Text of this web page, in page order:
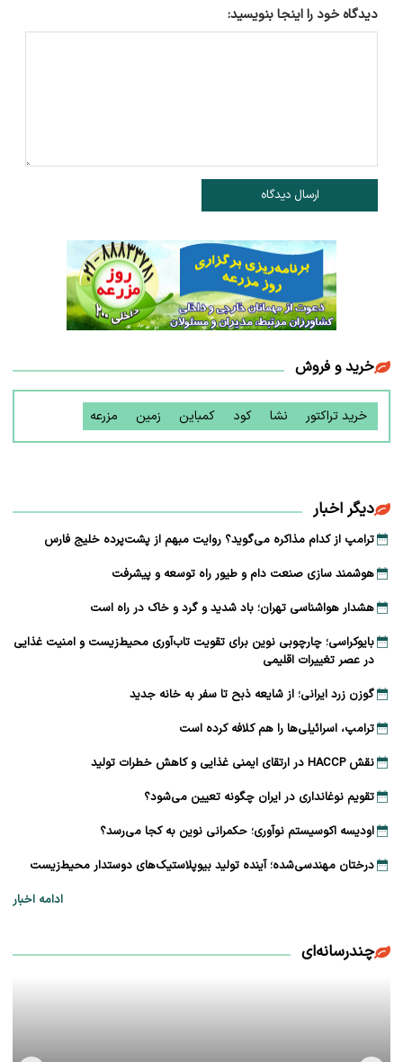
دیدگاه خود را اینجا بنویسید:
ارسال دیدگاه
خرید و فروش
خرید تراکتور نشا کود کمباین زمین مزرعه
دیگر اخبار
ترامپ از کدام مذاکره می‌گوید؟ روایت مبهم از پشت‌پرده خلیج فارس
هوشمند سازی صنعت دام و طیور راه توسعه و پیشرفت
هشدار هواشناسی تهران؛ باد شدید و گرد و خاک در راه است
بایوکراسی؛ چارچوبی نوین برای تقویت تاب‌آوری محیط‌زیست و امنیت غذایی
در عصر تغییرات اقلیمی
گوزن زرد ایرانی؛ از شایعه ذبح تا سفر به خانه جدید
ترامپ، اسرائیلی‌ها را هم کلافه کرده است
نقش HACCP در ارتقای ایمنی غذایی و کاهش خطرات تولید
تقویم نوغانداری در ایران چگونه تعیین می‌شود؟
اودیسه اکوسیستم نوآوری؛ حکمرانی نوین به کجا می‌رسد؟
درختان مهندسی‌شده؛ آینده تولید بیوپلاستیک‌های دوستدار محیط‌زیست
ادامه اخبار
چندرسانه‌ای